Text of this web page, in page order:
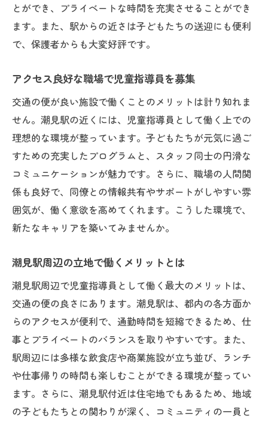
とができ、プライベートな時間を充実させることができ
ます。また、駅からの近さは子どもたちの送迎にも便利
で、保護者からも大変好評です。
アクセス良好な職場で児童指導員を募集
交通の便が良い施設で働くことのメリットは計り知れま
せん。潮見駅の近くには、児童指導員として働く上での
理想的な環境が整っています。子どもたちが元気に過ご
すための充実したプログラムと、スタッフ同士の円滑な
コミュニケーションが魅力です。さらに、職場の人間関
係も良好で、同僚との情報共有やサポートがしやすい雰
囲気が、働く意欲を高めてくれます。こうした環境で、
新たなキャリアを築いてみませんか。
潮見駅周辺の立地で働くメリットとは
潮見駅周辺で児童指導員として働く最大のメリットは、
交通の便の良さにあります。潮見駅は、都内の各方面か
らのアクセスが便利で、通勤時間を短縮できるため、仕
事とプライベートのバランスを取りやすいです。また、
駅周辺には多様な飲食店や商業施設が立ち並び、ランチ
や仕事帰りの時間も楽しむことができる環境が整ってい
ます。さらに、潮見駅付近は住宅地でもあるため、地域
の子どもたちとの関わりが深く、コミュニティの一員と